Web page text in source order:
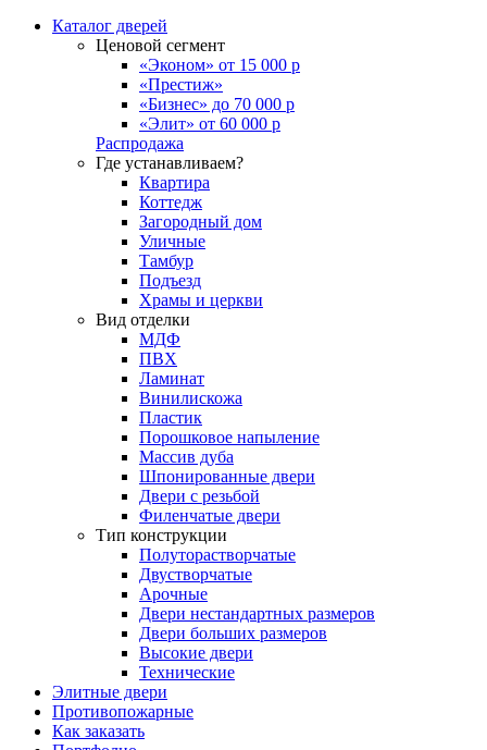
Каталог дверей
Ценовой сегмент
«Эконом» от 15 000 р
«Престиж»
«Бизнес» до 70 000 р
«Элит» от 60 000 р
Распродажа
Где устанавливаем?
Квартира
Коттедж
Загородный дом
Уличные
Тамбур
Подъезд
Храмы и церкви
Вид отделки
МДФ
ПВХ
Ламинат
Винилискожа
Пластик
Порошковое напыление
Массив дуба
Шпонированные двери
Двери с резьбой
Филенчатые двери
Тип конструкции
Полуторастворчатые
Двустворчатые
Арочные
Двери нестандартных размеров
Двери больших размеров
Высокие двери
Технические
Элитные двери
Противопожарные
Как заказать